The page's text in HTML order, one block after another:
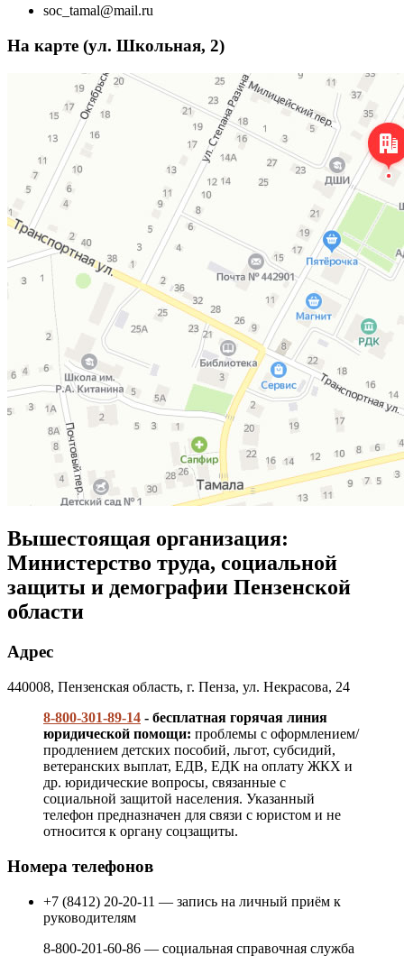
soc_tamal@mail.ru
На карте (ул. Школьная, 2)
Вышестоящая организация:
Министерство труда, социальной
защиты и демографии Пензенской
области
Адрес
440008, Пензенская область, г. Пенза, ул. Некрасова, 24
8-800-301-89-14 - бесплатная горячая линия
юридической помощи: проблемы с оформлением/
продлением детских пособий, льгот, субсидий,
ветеранских выплат, ЕДВ, ЕДК на оплату ЖКХ и
др. юридические вопросы, связанные с
социальной защитой населения. Указанный
телефон предназначен для связи с юристом и не
относится к органу соцзащиты.
Номера телефонов
+7 (8412) 20-20-11 — запись на личный приём к
руководителям
8-800-201-60-86 — социальная справочная служба